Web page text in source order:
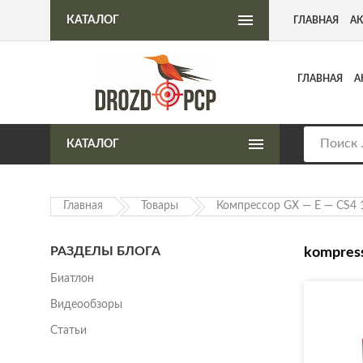
Интернет-магазин пневматического оружия
ГЛАВНАЯ
КАТАЛОГ
КАТАЛОГ ГЛАВНАЯ
Главная Товары Компрессор GX — E — CS4
РАЗДЕЛЫ БЛОГА
Биатлон
Видеообзоры
Статьи